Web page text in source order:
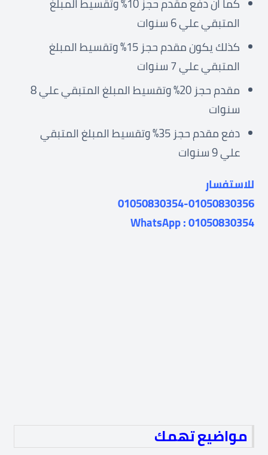
المتبقي علي 6 سنوات
كذلك يكون مقدم حجز 15% وتقسيط المبلغ
المتبقي علي 7 سنوات
مقدم حجز 20% وتقسيط المبلغ المتبقي علي 8
سنوات
دفع مقدم حجز 35% وتقسيط المبلغ المتبقي
علي 9 سنوات
للاستفسار
01050830354-01050830356
WhatsApp : 01050830354
مواضيع تهمك